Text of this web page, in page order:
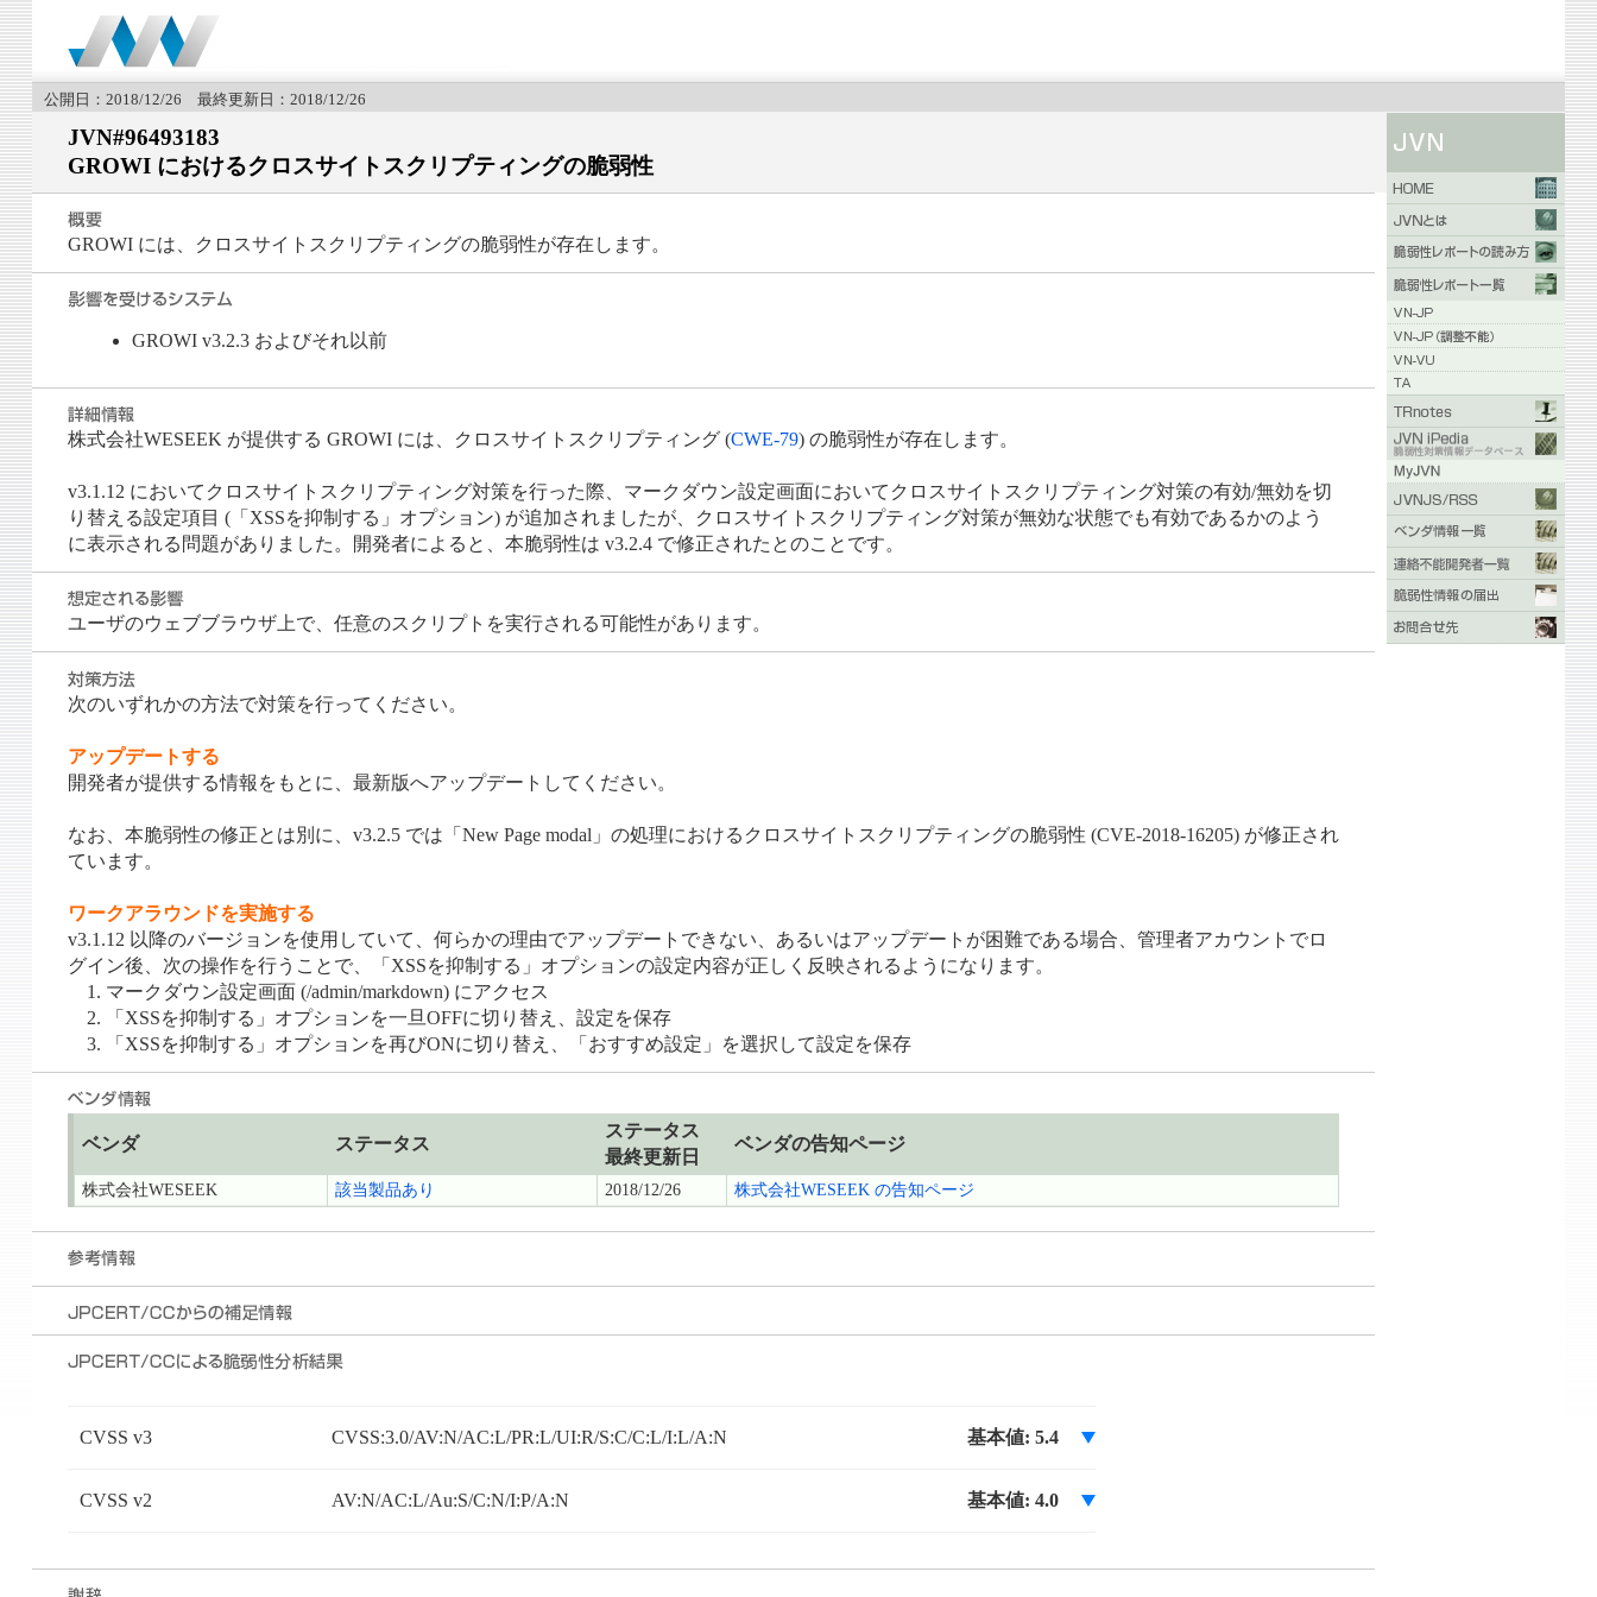
公開日：2018/12/26 最終更新日：2018/12/26
JVN#96493183
GROWI におけるクロスサイトスクリプティングの脆弱性
GROWI には、クロスサイトスクリプティングの脆弱性が存在します。
GROWI v3.2.3 およびそれ以前
株式会社WESEEK が提供する GROWI には、クロスサイトスクリプティング (CWE-79) の脆弱性が存在します。
v3.1.12 においてクロスサイトスクリプティング対策を行った際、マークダウン設定画面においてクロスサイトスクリプティング対策の有効/無効を切
り替える設定項目 (「XSSを抑制する」オプション) が追加されましたが、クロスサイトスクリプティング対策が無効な状態でも有効であるかのよう
に表示される問題がありました。開発者によると、本脆弱性は v3.2.4 で修正されたとのことです。
ユーザのウェブブラウザ上で、任意のスクリプトを実行される可能性があります。
次のいずれかの方法で対策を行ってください。
アップデートする
開発者が提供する情報をもとに、最新版へアップデートしてください。
なお、本脆弱性の修正とは別に、v3.2.5 では「New Page modal」の処理におけるクロスサイトスクリプティングの脆弱性 (CVE-2018-16205) が修正され
ています。
ワークアラウンドを実施する
v3.1.12 以降のバージョンを使用していて、何らかの理由でアップデートできない、あるいはアップデートが困難である場合、管理者アカウントでロ
グイン後、次の操作を行うことで、「XSSを抑制する」オプションの設定内容が正しく反映されるようになります。
1. マークダウン設定画面 (/admin/markdown) にアクセス
2. 「XSSを抑制する」オプションを一旦OFFに切り替え、設定を保存
3. 「XSSを抑制する」オプションを再びONに切り替え、「おすすめ設定」を選択して設定を保存
ベンダ ステータス
ステータス
最終更新日
ベンダの告知ページ
株式会社WESEEK 該当製品あり 2018/12/26 株式会社WESEEK の告知ページ
CVSS v3 CVSS:3.0/AV:N/AC:L/PR:L/UI:R/S:C/C:L/I:L/A:N 基本値: 5.4
CVSS v2 AV:N/AC:L/Au:S/C:N/I:P/A:N 基本値: 4.0